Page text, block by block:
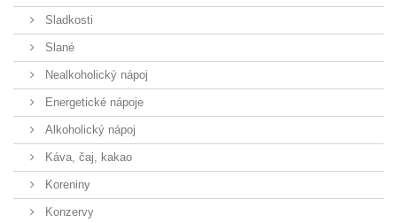
Sladkosti
Slané
Nealkoholický nápoj
Energetické nápoje
Alkoholický nápoj
Káva, čaj, kakao
Koreniny
Konzervy